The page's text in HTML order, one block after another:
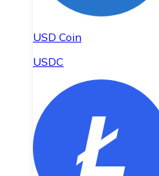
USD Coin
USDC